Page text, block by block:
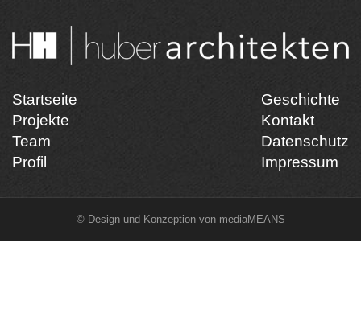
Startseite
Projekte
Team
Profil
Geschichte
Kontakt
Datenschutz
Impressum
© Design und Konzeption von mediaMEANS